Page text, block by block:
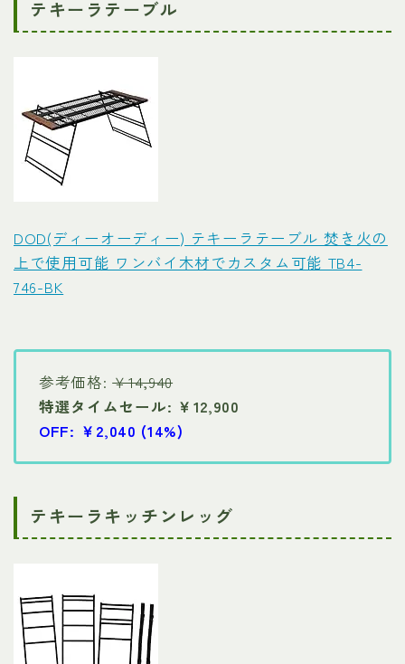
テキーラテーブル
DOD(ディーオーディー) テキーラテーブル 焚き火の
上で使用可能 ワンバイ木材でカスタム可能 TB4-
746-BK
参考価格:￥14,940
特選タイムセール: ￥12,900
OFF: ￥2,040 (14%)
テキーラキッチンレッグ